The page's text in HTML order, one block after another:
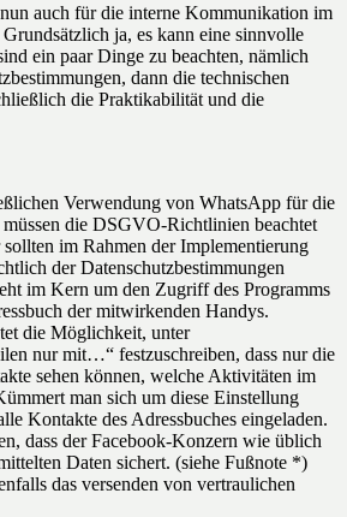
auch für die interne Kommunikation im
ja, es kann eine sinnvolle
ein paar Dinge zu beachten, nämlich
dann die technischen
die Praktikabilität und die
Verwendung von WhatsApp für die
die DSGVO-Richtlinien beachtet
im Rahmen der Implementierung
der Datenschutzbestimmungen
im Kern um den Zugriff des Programms
der mitwirkenden Handys.
die Möglichkeit, unter
nur mit…“ festzuschreiben, dass nur die
sehen können, welche Aktivitäten im
man sich um diese Einstellung
Kontakte des Adressbuches eingeladen.
dass der Facebook-Konzern wie üblich
Daten sichert. (siehe Fußnote *)
das versenden von vertraulichen